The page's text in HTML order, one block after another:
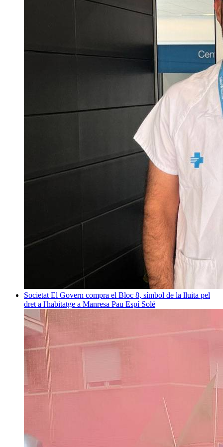
Societat El Govern compra el Bloc 8, símbol de la lluita pel
dret a l'habitatge a Manresa Pau Espí Solé